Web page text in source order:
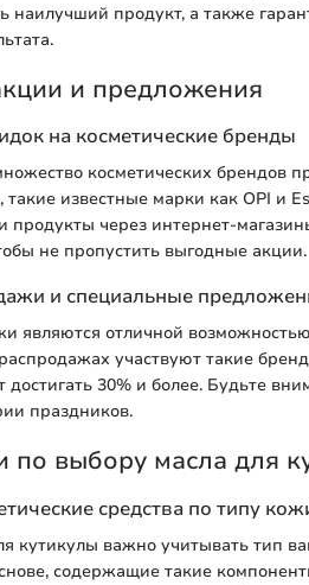
наилучший продукт, а также
и предложения
на косметические бренды
косметических брендов
известные марки как OPI и
продукты через интернет-
не пропустить выгодные акции.
и специальные
являются отличной
участвуют такие
достигать 30% и более. Будьте
праздников.
по выбору масла для
средства по типу
кутикулы важно учитывать тип
содержащие такие